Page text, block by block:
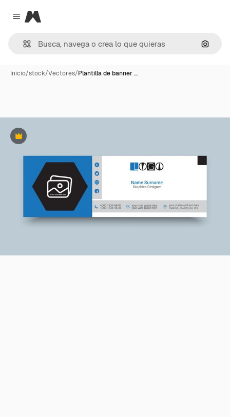
Close menu
Magnific
Inicio/stock/Vectores/Plantilla de banner …
Premium